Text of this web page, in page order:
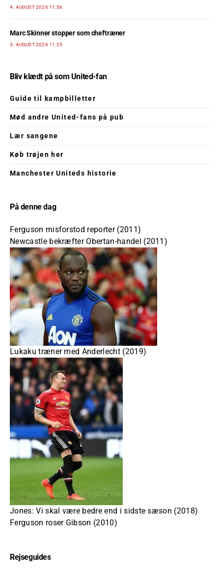
4. AUGUST 2026 11:56
Marc Skinner stopper som cheftræner
3. AUGUST 2026 11:25
Bliv klædt på som United-fan
Guide til kampbilletter
Mød andre United-fans på pub
Lær sangene
Køb trøjen her
Manchester Uniteds historie
På denne dag
Ferguson misforstod reporter (2011)
Newcastle bekræfter Obertan-handel (2011)
Lukaku træner med Anderlecht (2019)
Jones: Vi skal være bedre end i sidste sæson (2018)
Ferguson roser Gibson (2010)
Rejseguides